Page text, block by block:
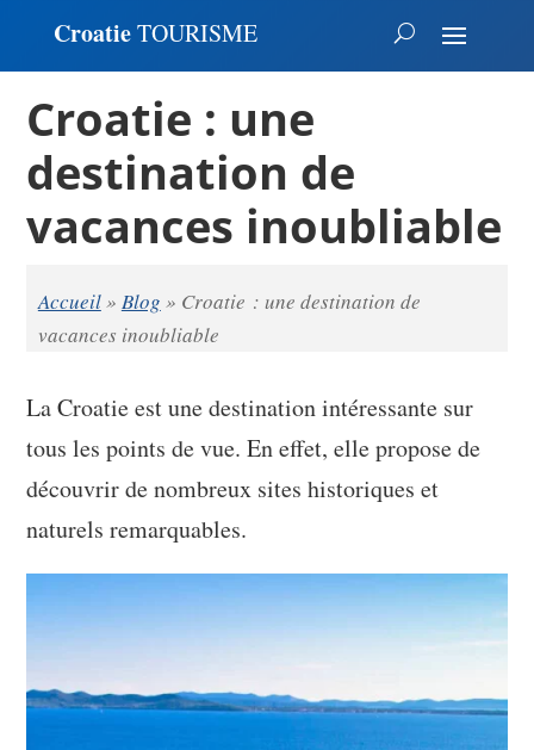
CroatieTOURISME
Croatie : une
destination de
vacances inoubliable
Accueil» Blog » Croatie : une destination de
vacances inoubliable
La Croatie est une destination intéressante sur
tous les points de vue. En effet, elle propose de
découvrir de nombreux sites historiques et
naturels remarquables.